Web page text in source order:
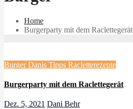
Home
Burgerparty mit dem Raclettegerät
BurgerDanis Tipps Racletterezepte
Burgerparty mit dem Raclettegerät
Dez. 5, 2021 Dani Behr